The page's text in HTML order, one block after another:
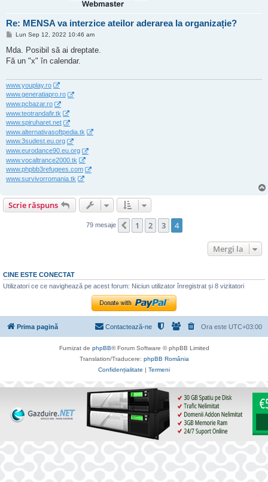
Re: MENSA va interzice ateilor aderarea la organizație?
M
s
j
Lun Sep 12, 2022 10:46 am
Mda. Posibil să ai dreptate.
Fă un "x" în calendar.
www.youplay.ro
www.generatiapro.ro
www.pcbazar.ro
www.teotrandafir.tk
www.spiruharet.net
www.alternativasoftpedia.tk
www.3sudest.eu.org
www.eurodance90.eu.org
www.vocaltrance2000.tk
www.phpbb3refugees.com
www.survivorromania.tk
Scrie răspuns
79 mesaje Anterior
1 2 3 4
Mergi la
CINE ESTE CONECTAT
Utilizatori ce ce navighează pe acest forum: Niciun utilizator înregistrat și 8 vizitatori
Prima pagină Ora este UTC+03:00
Contactează-ne
Furnizat de phpBB® Forum Software © phpBB Limited
Translation/Traducere: phpBB România
Confidențialitate | Termeni